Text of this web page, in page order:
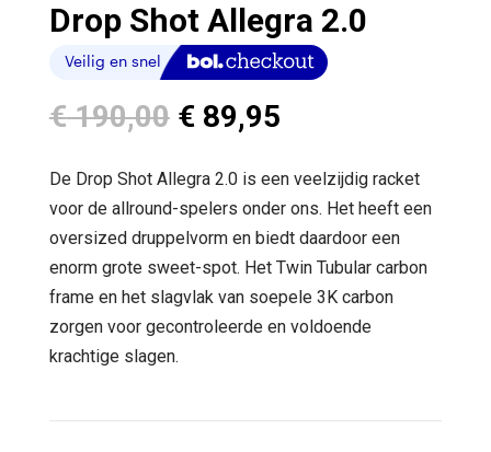
Drop Shot Allegra 2.0
€190,00 Oorspronkelijke
was:
€ 190,00.
€89,95Huidige
is:
€ 89,95.
De Drop Shot Allegra 2.0 is een veelzijdig racket
voor de allround-spelers onder ons. Het heeft een
oversized druppelvorm en biedt daardoor een
enorm grote sweet-spot. Het Twin Tubular carbon
frame en het slagvlak van soepele 3K carbon
zorgen voor gecontroleerde en voldoende
krachtige slagen.